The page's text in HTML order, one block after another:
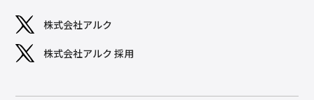
株式会社アルク
株式会社アルク 採用